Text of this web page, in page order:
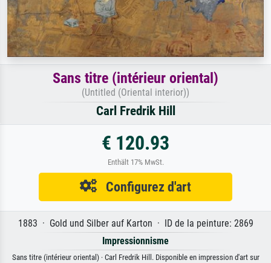
Sans titre (intérieur oriental)
(Untitled (Oriental interior))
Carl Fredrik Hill
€ 120.93
Enthält 17% MwSt.
Configurez d'art
1883 · Gold und Silber auf Karton · ID de la peinture: 2869
Impressionnisme
Sans titre (intérieur oriental) · Carl Fredrik Hill. Disponible en impression d'art sur